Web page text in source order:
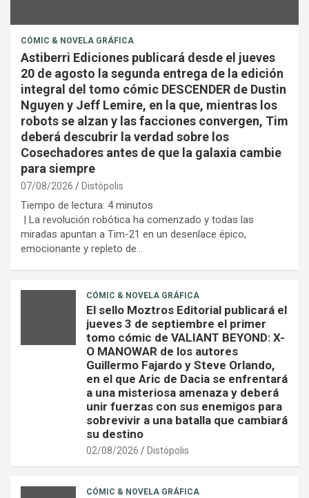
CÓMIC & NOVELA GRÁFICA
Astiberri Ediciones publicará desde el jueves
20 de agosto la segunda entrega de la edición
integral del tomo cómic DESCENDER de Dustin
Nguyen y Jeff Lemire, en la que, mientras los
robots se alzan y las facciones convergen, Tim
deberá descubrir la verdad sobre los
Cosechadores antes de que la galaxia cambie
para siempre
07/08/2026 Distópolis
Tiempo de lectura: 4 minutos
| La revolución robótica ha comenzado y todas las
miradas apuntan a Tim-21 en un desenlace épico,
emocionante y repleto de…
CÓMIC & NOVELA GRÁFICA
El sello Moztros Editorial publicará el
jueves 3 de septiembre el primer
tomo cómic de VALIANT BEYOND: X-
O MANOWAR de los autores
Guillermo Fajardo y Steve Orlando,
en el que Aric de Dacia se enfrentará
a una misteriosa amenaza y deberá
unir fuerzas con sus enemigos para
sobrevivir a una batalla que cambiará
su destino
02/08/2026 Distópolis
CÓMIC & NOVELA GRÁFICA